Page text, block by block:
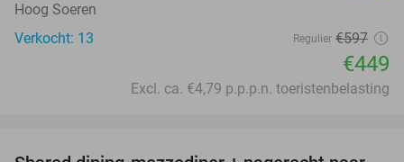
Hoog Soeren
Verkocht: 13
Regulier €597
€449
Excl. ca. €4,79 p.p.p.n. toeristenbelasting